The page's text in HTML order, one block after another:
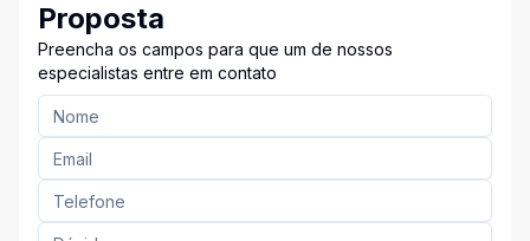
Proposta
Preencha os campos para que um de nossos
especialistas entre em contato